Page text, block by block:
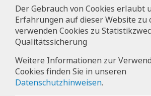
+49 2841 911-0,www.moers-
Impressum
Datenschutz
Der Gebrauch von Cookies erlaubt
Erfahrungen auf dieser Website zu
verwenden Cookies zu
Qualitätssicherung
Weitere Informationen zur
Cookies finden Sie in unseren
Datenschutzhinweisen.